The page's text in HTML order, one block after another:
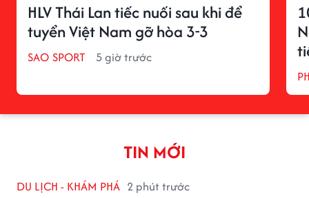
HLV Thái Lan tiếc nuối sau khi để
tuyển Việt Nam gỡ hòa 3-3
SAO SPORT 5 giờ trước
TIN MỚI
DU LỊCH - KHÁM PHÁ 2 phút trước